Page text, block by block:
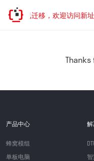
地址已迁移，欢迎访问新
产品中心
蜂窝模组
单板电脑